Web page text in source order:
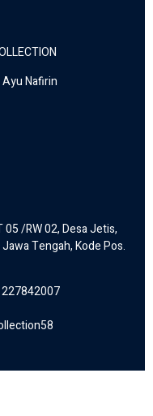
Nafirin
05 /RW 02, Desa Jetis,
Tengah, Kode Pos.